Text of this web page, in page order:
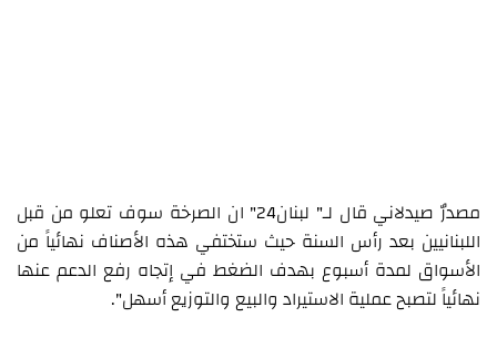
مصدرٌ صيدلاني قال لـ" لبنان24" ان الصرخة سوف تعلو من قبل
اللبنانيين بعد رأس السنة حيث ستختفي هذه الأصناف نهائياً من
الأسواق لمدة أسبوع بهدف الضغط في إتجاه رفع الدعم عنها
نهائياً لتصبح عملية الاستيراد والبيع والتوزيع أسهل".